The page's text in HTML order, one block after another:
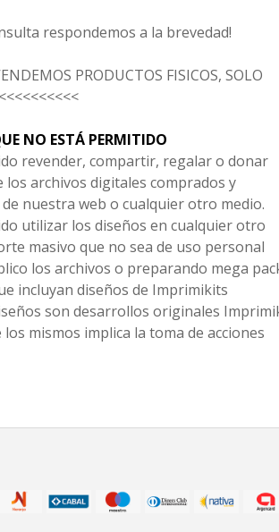
respondemos a la brevedad!
PRODUCTOS FISICOS, SOLO
NO ESTÁ PERMITIDO
revender, compartir, regalar o donar
los archivos digitales comprados y
nuestra web o cualquier otro medio.
utilizar los diseños en cualquier otro
masivo que no sea de uso personal
los archivos o preparando mega
incluyan diseños de Imprimikits
son desarrollos originales
los mismos implica la toma de acciones